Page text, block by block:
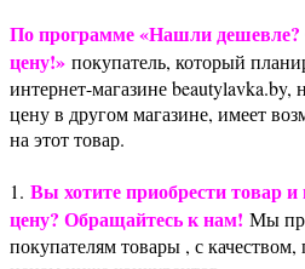
По программе «Нашли
цену!» покупатель, который
интернет-магазине
цену в другом магазине, имеет
на этот товар.
1. Вы хотите приобрести товар
цену? Обращайтесь к нам! Мы
покупателям товары , с